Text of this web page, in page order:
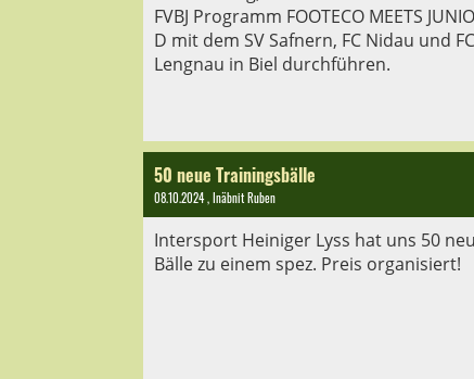
FVBJ Programm FOOTECO MEETS
D mit dem SV Safnern, FC Nidau und FC
Lengnau in Biel durchführen.
50 neue Trainingsbälle
08.10.2024, Inäbnit Ruben
Intersport Heiniger Lyss hat uns 50
Bälle zu einem spez. Preis organisiert!